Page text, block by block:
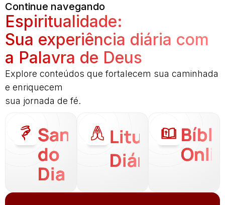
Continue navegando
Espiritualidade:
Sua experiência diária com
a Palavra de Deus
Explore conteúdos que fortalecem sua caminhada
e enriquecem
sua jornada de fé.
Santo
do
Dia
Liturgia
Diária